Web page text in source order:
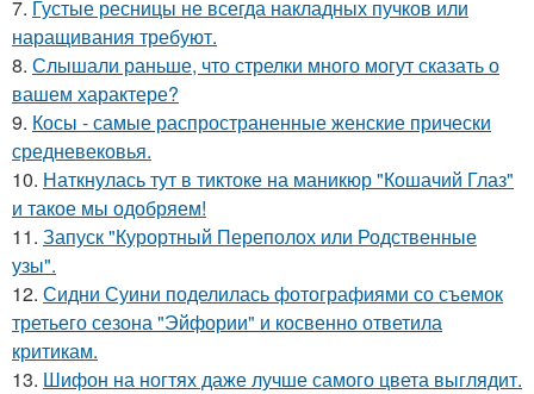
7. Густые ресницы не всегда накладных пучков или
наращивания требуют.
8. Слышали раньше, что стрелки много могут сказать о
вашем характере?
9. Косы - самые распространенные женские прически
средневековья.
10. Наткнулась тут в тиктоке на маникюр "Кошачий Глаз"
и такое мы одобряем!
11. Запуск "Курортный Переполох или Родственные
узы".
12. Сидни Суини поделилась фотографиями со съемок
третьего сезона "Эйфории" и косвенно ответила
критикам.
13. Шифон на ногтях даже лучше самого цвета выглядит.